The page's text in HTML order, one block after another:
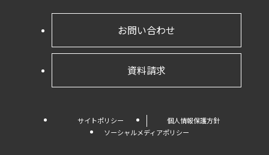
お問い合わせ
資料請求
サイトポリシー
個人情報保護方針
ソーシャルメディアポリシー